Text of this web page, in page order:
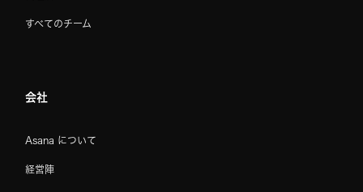
すべてのチーム
会社
Asana について
経営陣